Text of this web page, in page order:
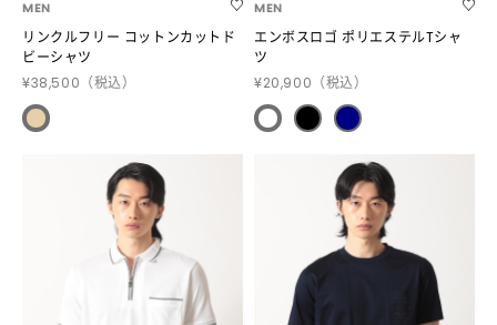
MEN
リンクルフリー コットンカットド
ビーシャツ
¥38,500 （税込）
MEN
エンボスロゴ ポリエステルTシャ
ツ
¥20,900 （税込）